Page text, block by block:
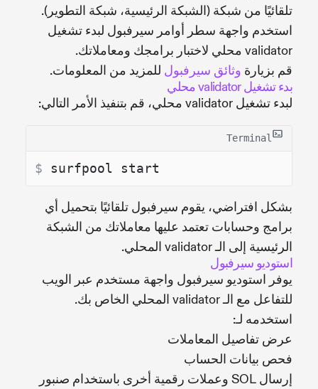
تلقائيًا من شبكة (الشبكة الرئيسية، شبكة التطوير).
استخدم واجهة سطر أوامر سيرفبول لبدء تشغيل
validator محلي لاختبار برامجك ومعاملاتك.
قم بزيارة وثائق سيرفبول للمزيد من المعلومات.
بدء تشغيل validator محلي
لبدء تشغيل validator محلي، قم بتنفيذ الأمر التالي:
Terminal
$ surfpool start
بشكل افتراضي، يقوم سيرفبول تلقائيًا بتحميل أي
برامج وحسابات تعتمد عليها معاملاتك من الشبكة
الرئيسية إلى الـ validator المحلي.
استوديو سيرفبول
يوفر استوديو سيرفبول واجهة مستخدم عبر الويب
للتفاعل مع الـ validator المحلي الخاص بك.
استخدمه لـ:
عرض تفاصيل المعاملات
فحص بيانات الحساب
إرسال SOL وعملات رقمية أخرى باستخدام صنبور